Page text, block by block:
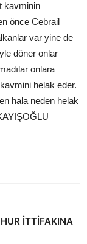
kavminin
önce Cebrail
var yine de
döner onlar
onlara
helak eder.
hala neden helak
İTTİFAKINA